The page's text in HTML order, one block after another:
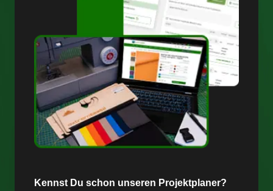
Kennst Du schon unseren Projektplaner?